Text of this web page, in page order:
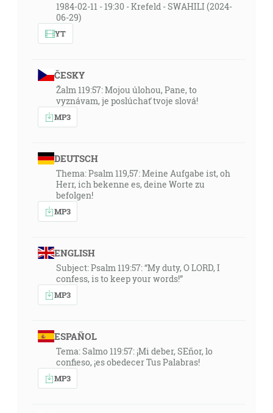
1984-02-11 - 19:30 - Krefeld - SWAHILI (2024-
06-29)
YT
ČESKY
Žalm 119:57: Mojou úlohou, Pane, to
vyznávam, je poslúchať tvoje slová!
MP3
DEUTSCH
Thema: Psalm 119,57: Meine Aufgabe ist, oh
Herr, ich bekenne es, deine Worte zu
befolgen!
MP3
ENGLISH
Subject: Psalm 119:57: “My duty, O LORD, I
confess, is to keep your words!”
MP3
ESPAÑOL
Tema: Salmo 119:57: ¡Mi deber, SEñor, lo
confieso, ¡es obedecer Tus Palabras!
MP3